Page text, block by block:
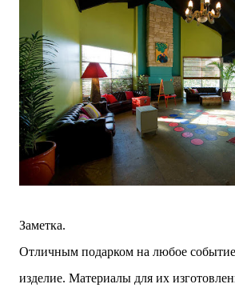
Заметка.
Отличным подарком на любое
изделие. Материалы для их